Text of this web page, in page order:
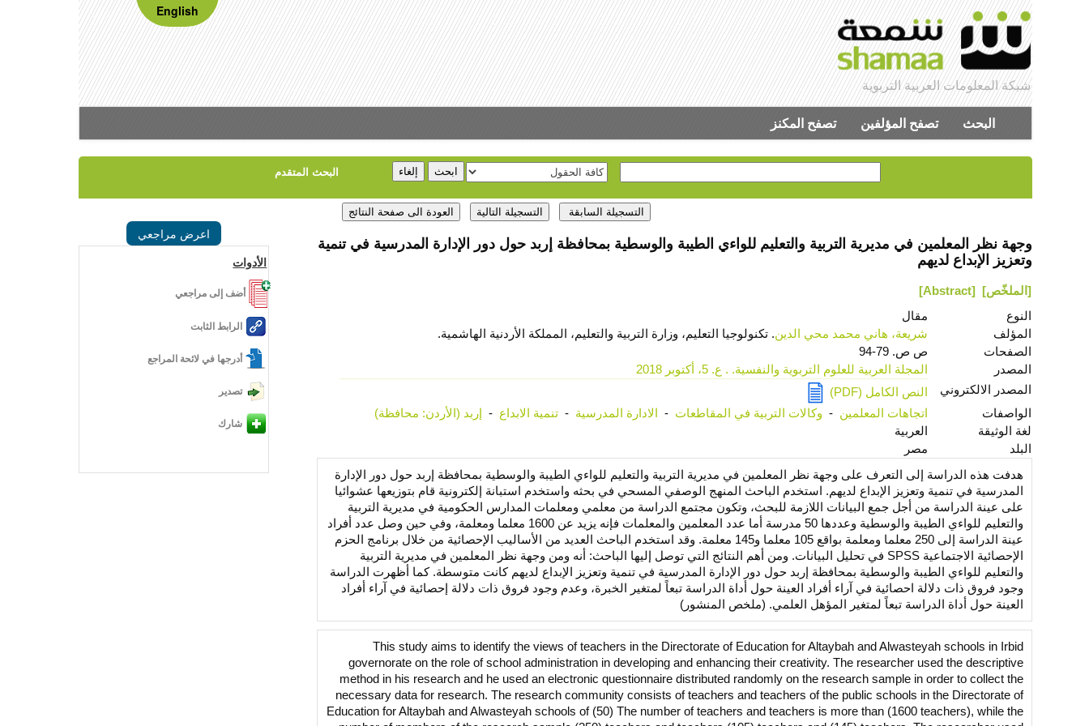
English
شبكة المعلومات العربية التربوية
البحث تصفح المؤلفين تصفح المكنز
البحث المتقدم
وجهة نظر المعلمين في مديرية التربية والتعليم للواءي الطيبة والوسطية بمحافظة إربد حول دور الإدارة المدرسية في تنمية
وتعزيز الإبداع لديهم
[الملخّص] [Abstract]
النوع
مقال
المؤلف
شريعة، هاني محمد محي الدين. تكنولوجيا التعليم، وزارة التربية والتعليم، المملكة الأردنية الهاشمية.
الصفحات
ص ص. 79-94
المصدر
المجلة العربية للعلوم التربوية والنفسية. . ع. 5، أكتوبر 2018
المصدر الالكتروني
النص الكامل (PDF)
الواصفات
اتجاهات المعلمين - وكالات التربية في المقاطعات - الادارة المدرسية - تنمية الابداع - إربد (الأردن: محافظة)
لغة الوثيقة
العربية
البلد
مصر
هدفت هذه الدراسة إلى التعرف على وجهة نظر المعلمين في مديرية التربية والتعليم للواءي الطيبة والوسطية بمحافظة إربد حول دور الإدارة
المدرسية في تنمية وتعزيز الإبداع لديهم. استخدم الباحث المنهج الوصفي المسحي في بحثه واستخدم استبانة إلكترونية قام بتوزيعها عشوائيا
على عينة الدراسة من أجل جمع البيانات اللازمة للبحث، وتكون مجتمع الدراسة من معلمي ومعلمات المدارس الحكومية في مديرية التربية
والتعليم للواءي الطيبة والوسطية وعددها 50 مدرسة أما عدد المعلمين والمعلمات فإنه يزيد عن 1600 معلما ومعلمة، وفي حين وصل عدد أفراد
عينة الدراسة إلى 250 معلما ومعلمة بواقع 105 معلما و145 معلمة. وقد استخدم الباحث العديد من الأساليب الإحصائية من خلال برنامج الحزم
الإحصائية الاجتماعية SPSS في تحليل البيانات. ومن أهم النتائج التي توصل إليها الباحث: أنه ومن وجهة نظر المعلمين في مديرية التربية
والتعليم للواءي الطيبة والوسطية بمحافظة إربد حول دور الإدارة المدرسية في تنمية وتعزيز الإبداع لديهم كانت متوسطة. كما أظهرت الدراسة
وجود فروق ذات دلالة احصائية في آراء أفراد العينة حول أداة الدراسة تبعاً لمتغير الخبرة، وعدم وجود فروق ذات دلالة إحصائية في آراء أفراد
العينة حول أداة الدراسة تبعاً لمتغير المؤهل العلمي. (ملخص المنشور)
This study aims to identify the views of teachers in the Directorate of Education for Altaybah and Alwasteyah schools in Irbid
governorate on the role of school administration in developing and enhancing their creativity. The researcher used the descriptive
method in his research and he used an electronic questionnaire distributed randomly on the research sample in order to collect the
necessary data for research. The research community consists of teachers and teachers of the public schools in the Directorate of
Education for Altaybah and Alwasteyah schools of (50) The number of teachers and teachers is more than (1600 teachers), while the
اعرض مراجعي
الأدوات
أضف إلى مراجعي
الرابط الثابت
أدرجها في لائحة المراجع
تصدير
شارك